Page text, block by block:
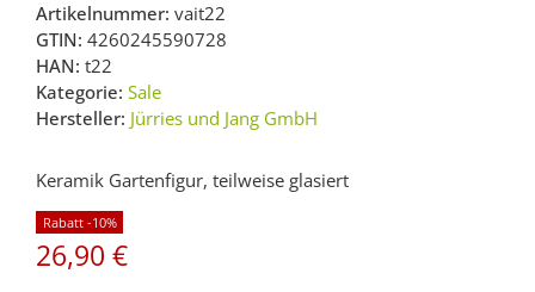
Artikelnummer: vait22
GTIN: 4260245590728
HAN: t22
Kategorie: Sale
Hersteller: Jürries und Jang GmbH
Keramik Gartenfigur, teilweise glasiert
Rabatt -10%
26,90 €